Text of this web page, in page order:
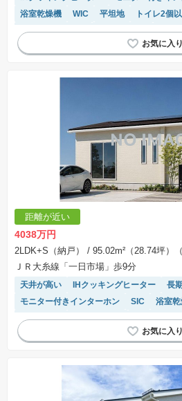
浴室乾燥機
WIC 平坦地 トイレ2個
システムキッチン
対面キッチン 温水
距離が近い
4038万円
2LDK+S（納戸）
/ 95.02m²（28.74坪）（
ＪＲ大糸線「一日市場」歩9分
天井が高い IHクッキングヒーター
長
モニター付きインターホン
SIC 浴室
オール電化
対面キッチン 温水洗浄便